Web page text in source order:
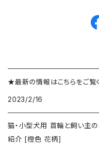
★最新の情報はこちらをご覧
2023/2/16
猫・小型犬用 首輪と飼い主
紹介 [橙色 花柄]